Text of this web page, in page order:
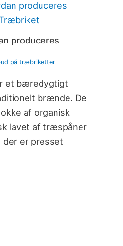
produceres
på træbriketter
et bæredygtigt
brænde. De
af organisk
lavet af træspåner
der er presset